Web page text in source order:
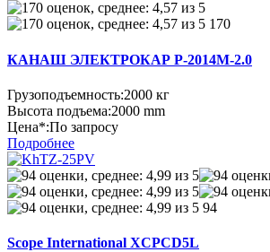
170
КАНАШ ЭЛЕКТРОКАР P-2014M-2.0
Грузоподъемность:2000 кг
Высота подъема:2000 mm
Цена*:По запросу
Подробнее
94
Scope International XCPCD5L